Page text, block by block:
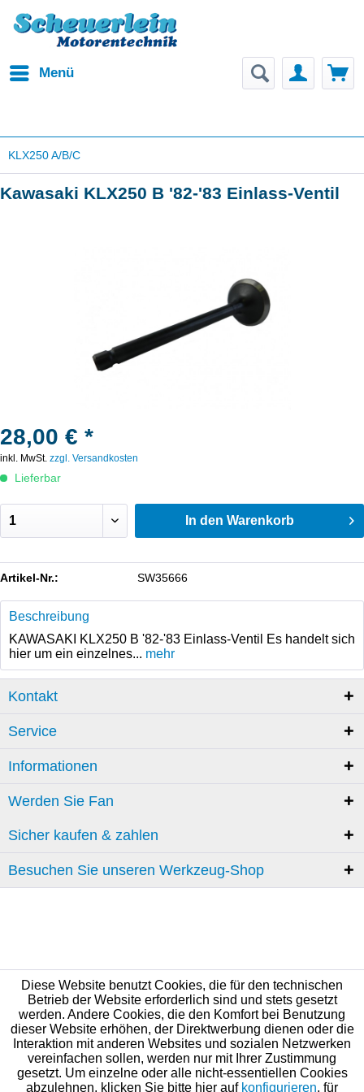
Menü
KLX250 A/B/C
Kawasaki KLX250 B '82-'83 Einlass-Ventil
28,00 € *
inkl. MwSt. zzgl. Versandkosten
Lieferbar
In den Warenkorb
Artikel-Nr.: SW35666
Beschreibung
KAWASAKI KLX250 B '82-'83 Einlass-Ventil Es handelt sich
hier um ein einzelnes... mehr
Kontakt
Service
Informationen
Werden Sie Fan
Sicher kaufen & zahlen
Besuchen Sie unseren Werkzeug-Shop
Diese Website benutzt Cookies, die für den technischen
Betrieb der Website erforderlich sind und stets gesetzt
werden. Andere Cookies, die den Komfort bei Benutzung
dieser Website erhöhen, der Direktwerbung dienen oder die
Interaktion mit anderen Websites und sozialen Netzwerken
vereinfachen sollen, werden nur mit Ihrer Zustimmung
gesetzt. Um einzelne oder alle nicht-essentiellen Cookies
abzulehnen, klicken Sie bitte hier auf konfigurieren, für